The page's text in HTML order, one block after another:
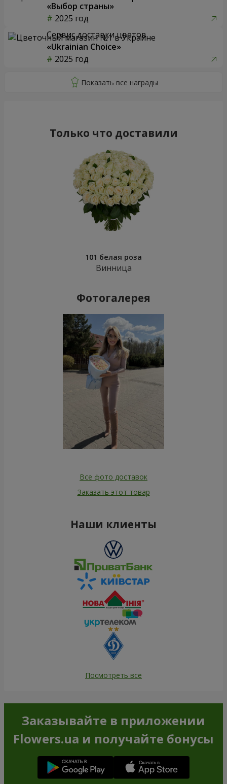
«Выбор страны»
2025 год
Сервис доставки цветов
«Ukrainian Choice»
2025 год
Только что доставили
101 белая роза
Винница
Фотогалерея
Все фото доставок
Заказать этот товар
Наши клиенты
Посмотреть все
Заказывайте в приложении
Flowers.ua и получайте бонусы